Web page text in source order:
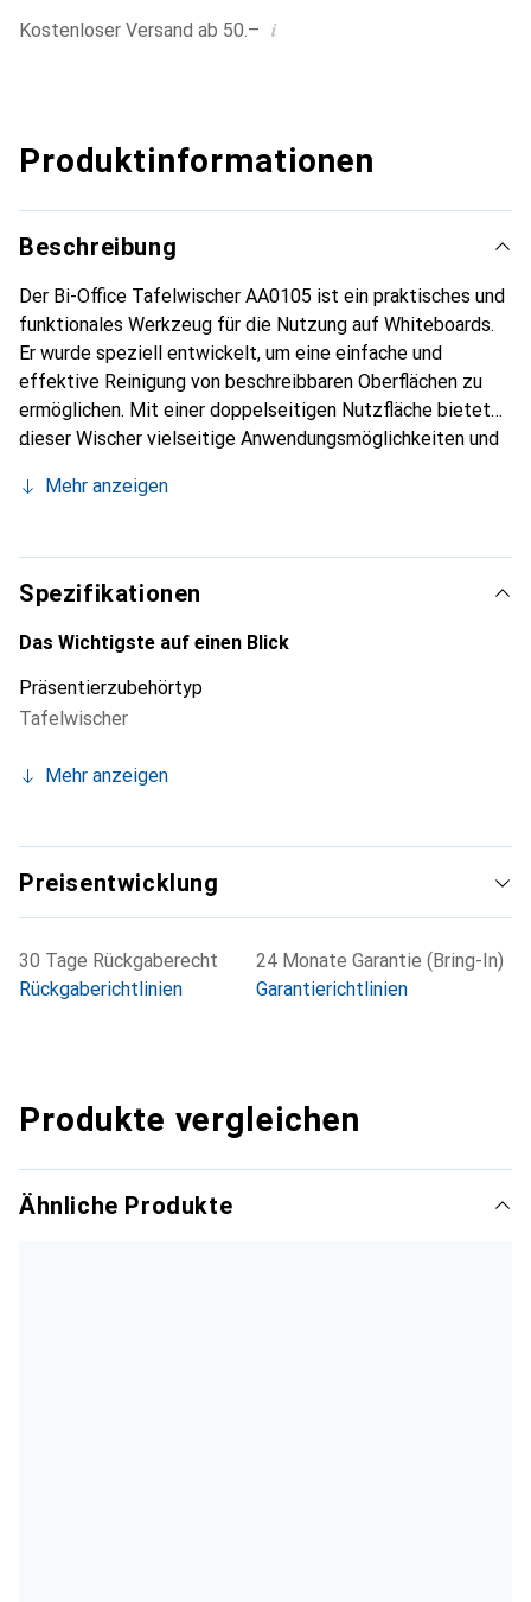
Kostenloser Versand ab 50.– i
Produktinformationen
Beschreibung
Der Bi-Office Tafelwischer AA0105 ist ein praktisches und
funktionales Werkzeug für die Nutzung auf Whiteboards.
Er wurde speziell entwickelt, um eine einfache und
effektive Reinigung von beschreibbaren Oberflächen zu
ermöglichen. Mit einer doppelseitigen Nutzfläche bietet
dieser Wischer vielseitige Anwendungsmöglichkeiten und
bleiben. Der Wischer ist aus Kiefernholz und Kreide
gleichzeitig eine hohe Funktionalität gewährleistet. Die
empfohlene Reinigungsmethode ist sehr leicht, was die
Handhabung zusätzlich vereinfacht. Mit einem Gewicht
von 1400 g ist der Wischer stabil und dennoch leicht
und nicht magnethaftend, was ihn ideal für den Einsatz auf
herkömmlichen Whiteboards macht.
Mehr anzeigen
Spezifikationen
Das Wichtigste auf einen Blick
Präsentierzubehörtyp
Tafelwischer
Mehr anzeigen
Preisentwicklung
30 Tage Rückgaberecht
Rückgaberichtlinien
24 Monate Garantie (Bring-In)
Garantierichtlinien
Produkte vergleichen
Ähnliche Produkte